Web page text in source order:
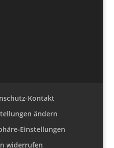
Kontakt
ändern
Einstellungen
widerrufen